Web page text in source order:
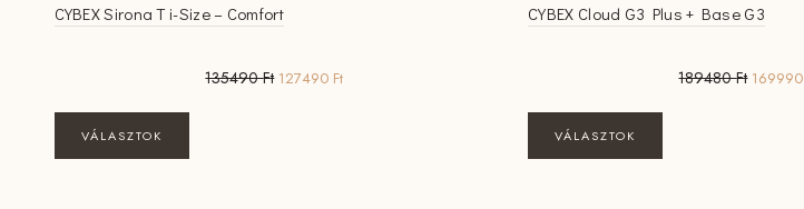
CYBEX Sirona T i-Size – Comfort
135490Ft Original
127490 FtCurrent
VÁLASZTOK
a
CYBEX Cloud G3 Plus + Base G3
189480Ft Original
169990
VÁLASZTOK